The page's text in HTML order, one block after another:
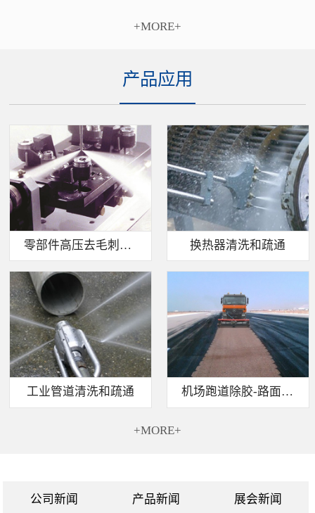
+MORE+
产品应用
零部件高压去毛刺清洗 换热器清洗和疏通
工业管道清洗和疏通 机场跑道除胶-路面标线清除
+MORE+
公司新闻 产品新闻 展会新闻